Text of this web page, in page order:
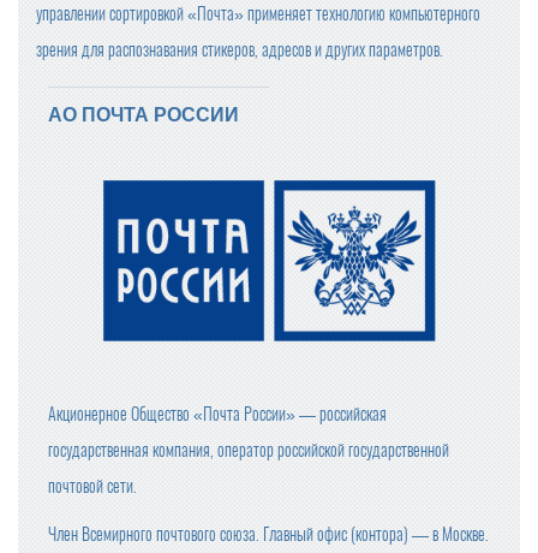
управлении сортировкой «Почта» применяет технологию компьютерного
зрения для распознавания стикеров, адресов и других параметров.
АО ПОЧТА РОССИИ
Акционерное Общество «Почта России» — российская
государственная компания, оператор российской государственной
почтовой сети.
Член Всемирного почтового союза. Главный офис (контора) — в Москве.